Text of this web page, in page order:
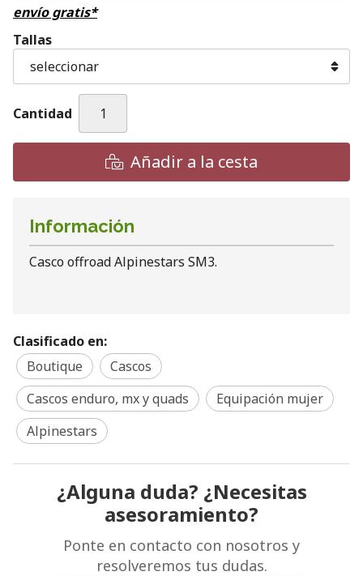
envío gratis*
Tallas
Cantidad
Añadir a la cesta
Información
Casco offroad Alpinestars SM3.
Clasificado en:
Boutique
Cascos
Cascos enduro, mx y quads
Equipación mujer
Alpinestars
¿Alguna duda? ¿Necesitas
asesoramiento?
Ponte en contacto con nosotros y
resolveremos tus dudas.